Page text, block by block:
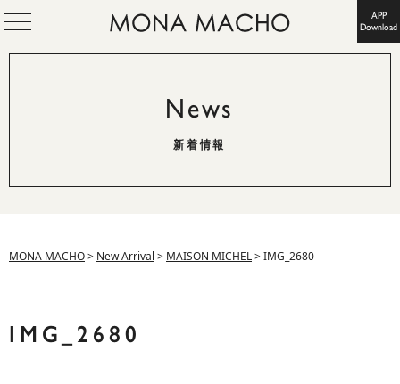
APP
Download
News
新着情報
MONA MACHO> New Arrival > MAISON MICHEL>IMG_2680
IMG_2680